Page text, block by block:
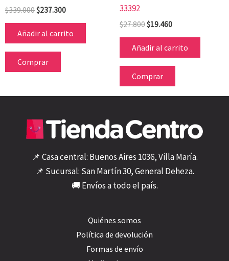
$339.000$237.300
Añadir al carrito
Comprar
33392
$27.800$19.460
Añadir al carrito
Comprar
📌 Casa central: Buenos Aires 1036, Villa María.
📌 Sucursal: San Martín 30, General Deheza.
🚚 Envíos a todo el país.
Quiénes somos
Política de devolución
Formas de envío